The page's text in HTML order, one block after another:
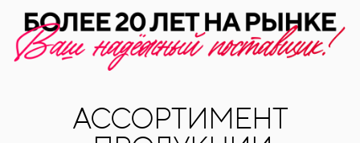
АССОРТИМЕНТ